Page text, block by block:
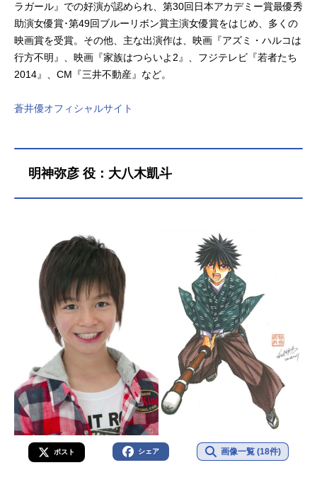
ラガール』での好演が認められ、第30回日本アカデミー賞最優秀
助演女優賞･第49回ブルーリボン賞主演女優賞をはじめ、多くの
映画賞を受賞。その他、主な出演作は、映画『アズミ・ハルコは
行方不明』、映画『家族はつらいよ2』、フジテレビ『若者たち
2014』、CM『三井不動産』など。
蒼井優オフィシャルサイト
明神弥彦 役：大八木凱斗
ポスト シェア 画像一覧 (18件)